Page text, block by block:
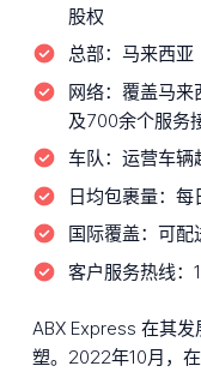
股权
总部： 马来西亚
网络： 覆盖马来
及700余个服务
车队： 运营车辆
日均包裹量： 每
国际覆盖： 可配
客户服务热线：
ABX Express 在其
塑。2022年10月，